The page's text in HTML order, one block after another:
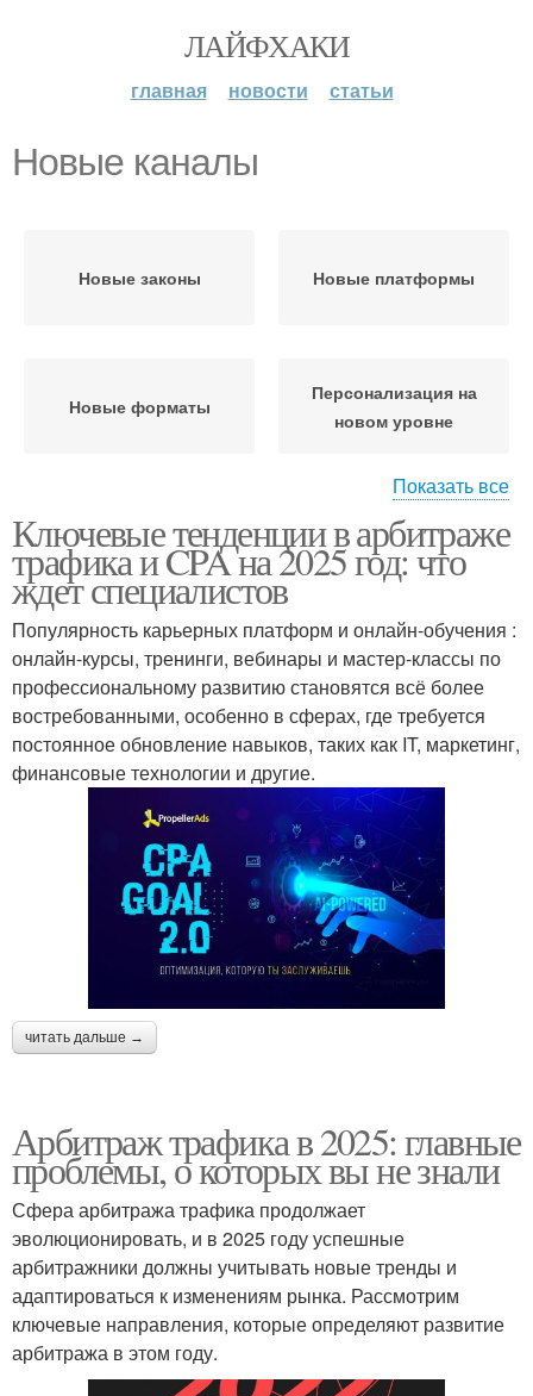
ЛАЙФХАКИ
главная новости статьи
Новые каналы
Новые законы Новые платформы
Новые форматы
Персонализация на
новом уровне
Новые стратегии Новые технологии
Новые риски
Показать все
Ключевые тенденции в арбитраже
трафика и CPA на 2025 год: что
ждет специалистов
Популярность карьерных платформ и онлайн-обучения :
онлайн-курсы, тренинги, вебинары и мастер-классы по
профессиональному развитию становятся всё более
востребованными, особенно в сферах, где требуется
постоянное обновление навыков, таких как IT, маркетинг,
финансовые технологии и другие.
читать дальше →
Арбитраж трафика в 2025: главные
проблемы, о которых вы не знали
Сфера арбитража трафика продолжает
эволюционировать, и в 2025 году успешные
арбитражники должны учитывать новые тренды и
адаптироваться к изменениям рынка. Рассмотрим
ключевые направления, которые определяют развитие
арбитража в этом году.